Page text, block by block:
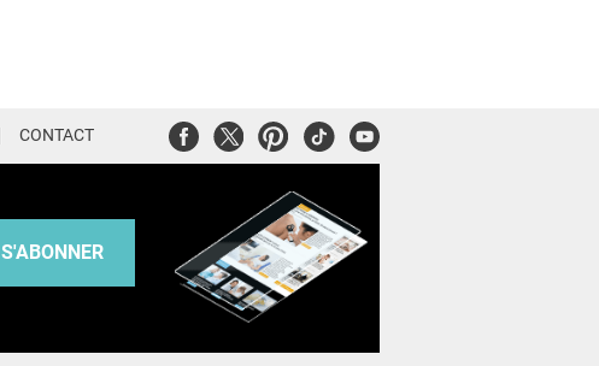
CONTACT FacebookTwitterPinterest
TiktokYoutube
S'ABONNER